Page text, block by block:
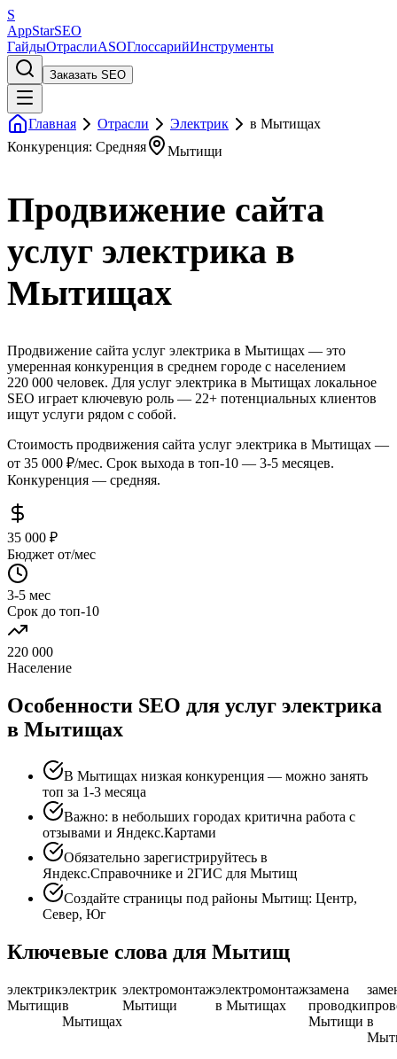
S
AppStarSEO
ГайдыОтраслиASOГлоссарийИнструменты
Заказать SEO
Главная Отрасли Электрик
в Мытищах
Конкуренция: Средняя
Мытищи
Продвижение сайта
услуг электрика в
Мытищах
Продвижение сайта услуг электрика в Мытищах — это
умеренная конкуренция в среднем городе с населением
220 000 человек. Для услуг электрика в Мытищах локальное
SEO играет ключевую роль — 22+ потенциальных клиентов
ищут услуги рядом с собой.
Стоимость продвижения сайта услуг электрика в Мытищах —
от 35 000 ₽/мес. Срок выхода в топ-10 — 3-5 месяцев.
Конкуренция — средняя.
35 000 ₽
Бюджет от/мес
3-5 мес
Срок до топ-10
220 000
Население
Особенности SEO для услуг электрика
в Мытищах
В Мытищах низкая конкуренция — можно занять
топ за 1-3 месяца
Важно: в небольших городах критична работа с
отзывами и Яндекс.Картами
Обязательно зарегистрируйтесь в
Яндекс.Справочнике и 2ГИС для Мытищ
Создайте страницы под районы Мытищ: Центр,
Север, Юг
Ключевые слова для Мытищ
электрик
Мытищи
электрик
в
Мытищах
электромонтаж
Мытищи
электромонтаж
в Мытищах
замена
проводки
Мытищи в